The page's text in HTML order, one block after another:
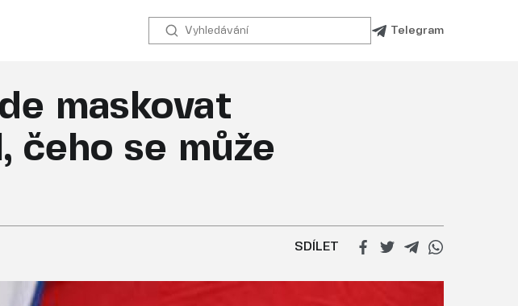
Telegram
maskovat
čeho se může
SDÍLET